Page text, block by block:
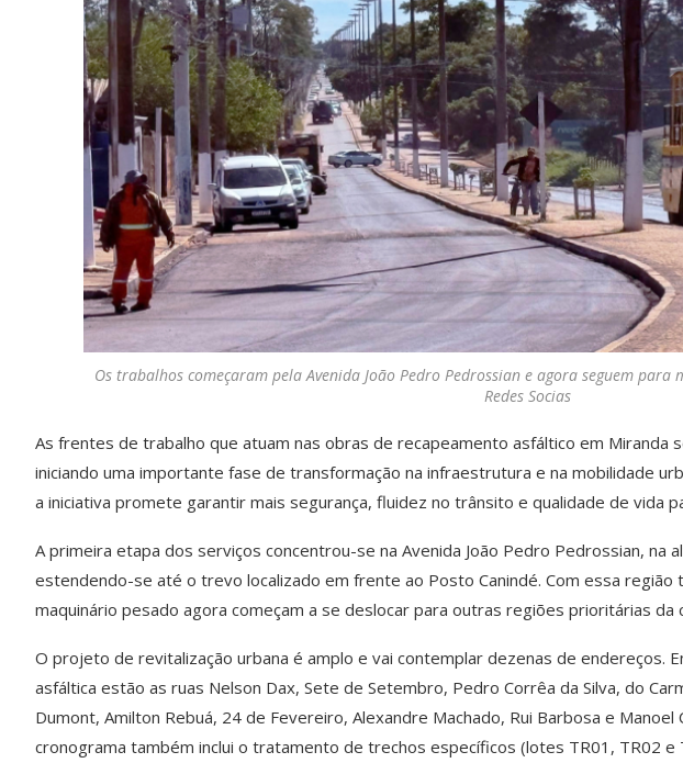
Os trabalhos começaram pela Avenida João Pedro Pedrossian e agora seguem para
Redes Socias
As frentes de trabalho que atuam nas obras de recapeamento asfáltico em Miranda
iniciando uma importante fase de transformação na infraestrutura e na mobilidade
a iniciativa promete garantir mais segurança, fluidez no trânsito e qualidade de vida
A primeira etapa dos serviços concentrou-se na Avenida João Pedro Pedrossian, na
estendendo-se até o trevo localizado em frente ao Posto Canindé. Com essa região
maquinário pesado agora começam a se deslocar para outras regiões prioritárias da
O projeto de revitalização urbana é amplo e vai contemplar dezenas de endereços.
asfáltica estão as ruas Nelson Dax, Sete de Setembro, Pedro Corrêa da Silva, do
Dumont, Amilton Rebuá, 24 de Fevereiro, Alexandre Machado, Rui Barbosa e Manoel
cronograma também inclui o tratamento de trechos específicos (lotes TR01, TR02 e